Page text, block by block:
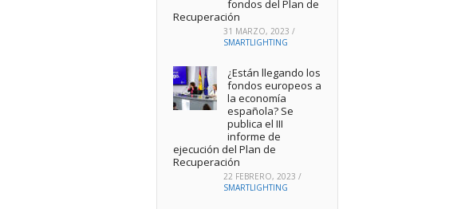
fondos del Plan de
Recuperación
31 MARZO, 2023 /
SMARTLIGHTING
¿Están llegando los
fondos europeos a
la economía
española? Se
publica el III
informe de
ejecución del Plan de
Recuperación
22 FEBRERO, 2023 /
SMARTLIGHTING